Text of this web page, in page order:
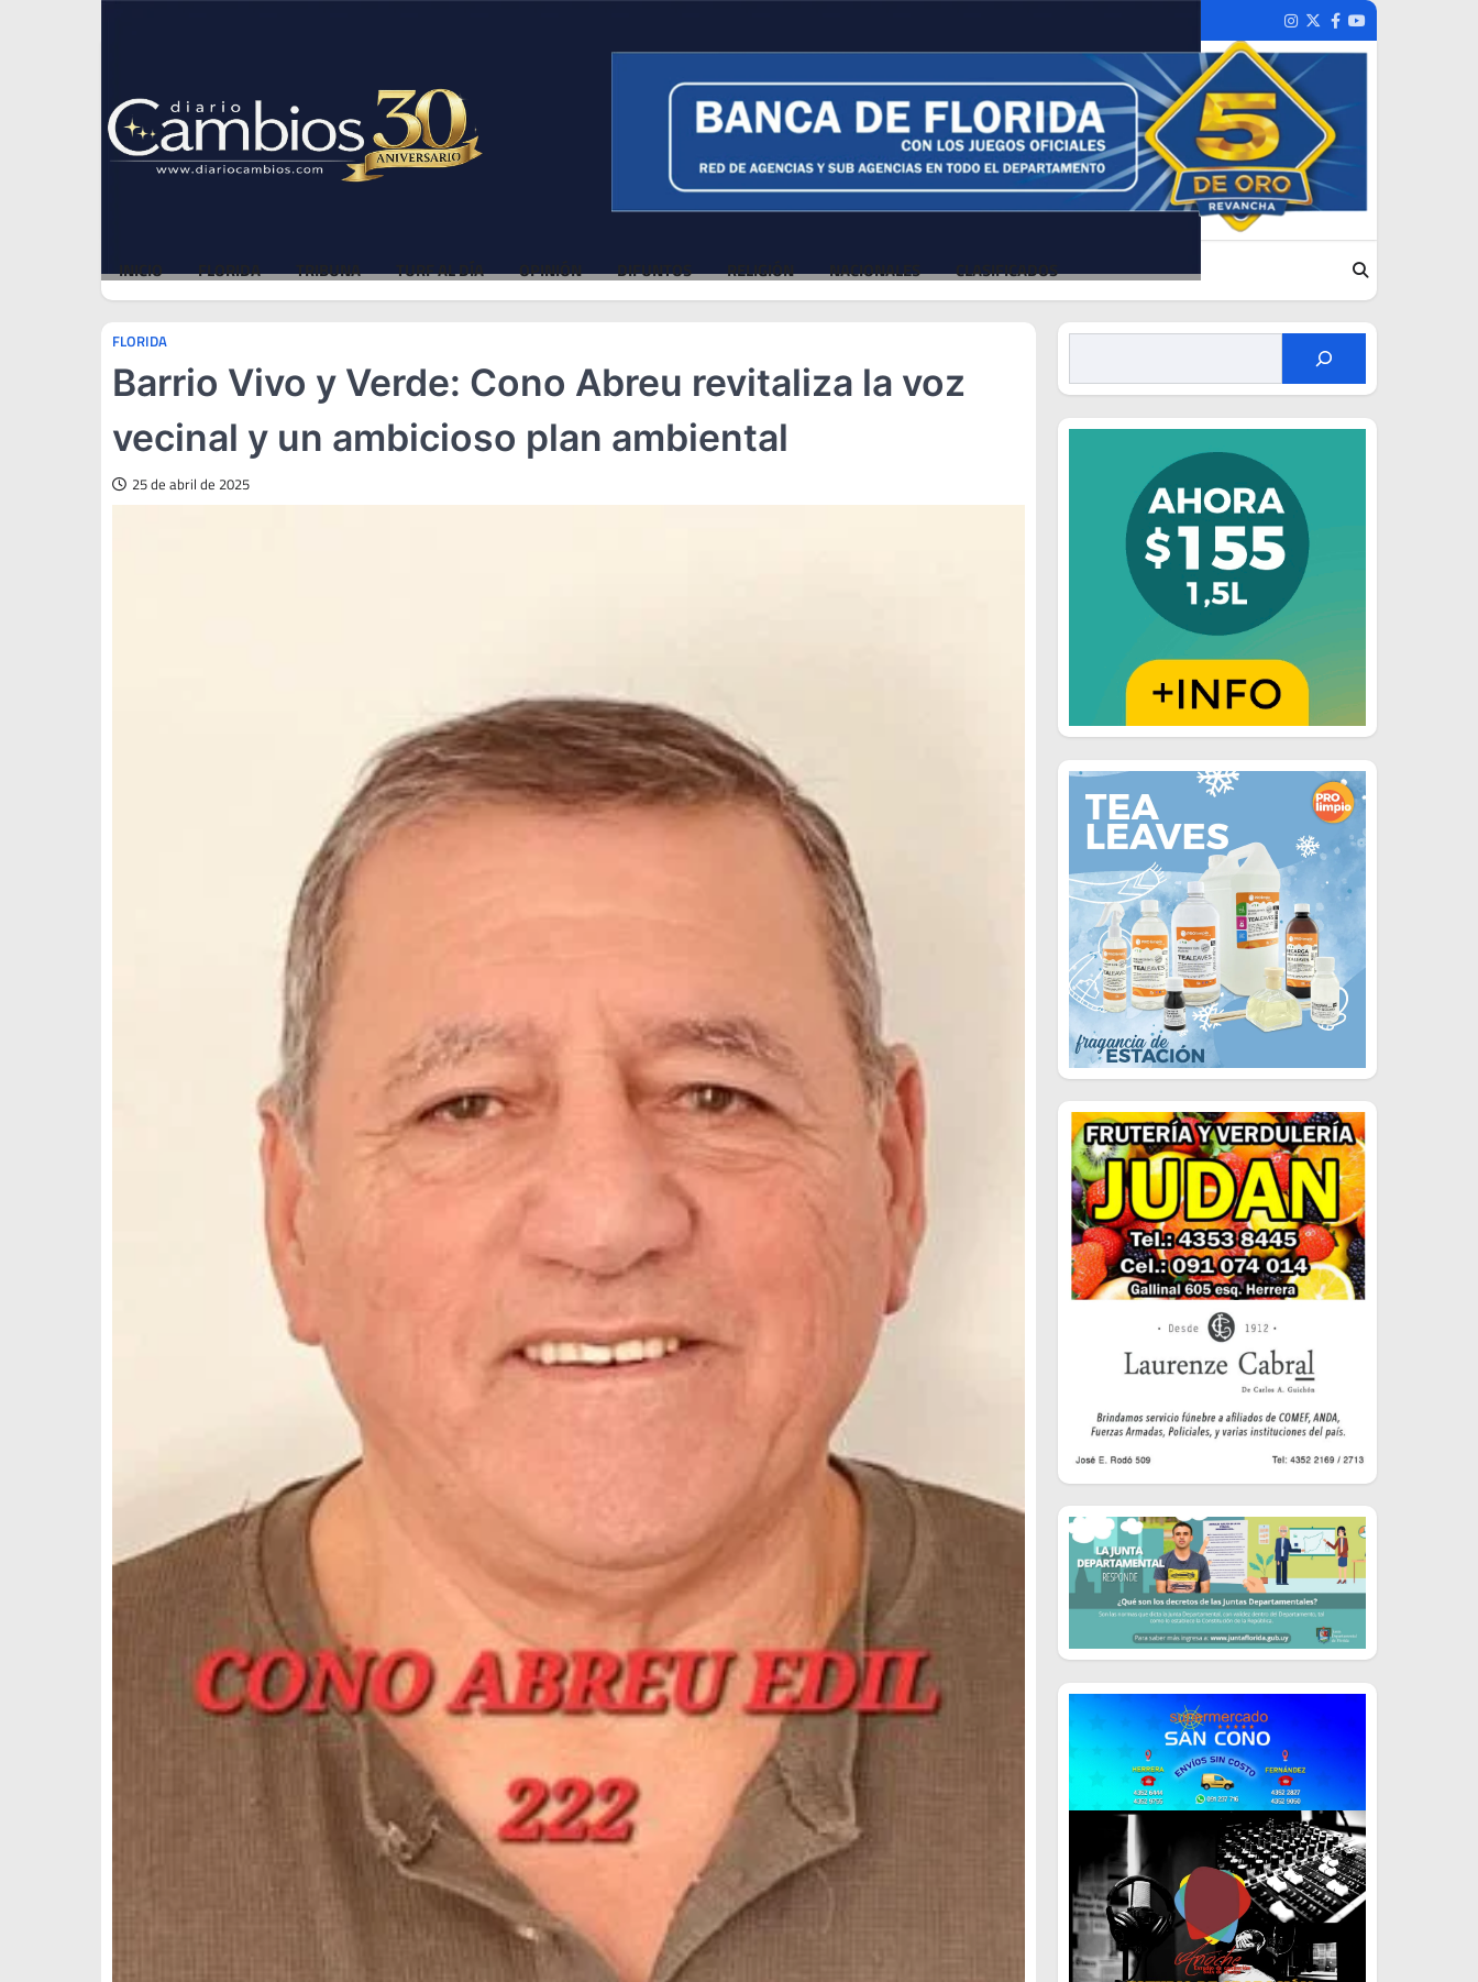
Instagram
TwitterFacebook
Youtube
INICIO FLORIDA TRIBUNA TURF AL DÍA OPINIÓN DIFUNTOS RELIGIÓN NACIONALES CLASIFICADOS
FLORIDA
Barrio Vivo y Verde: Cono Abreu revitaliza la voz
vecinal y un ambicioso plan ambiental
25 de abril de 2025